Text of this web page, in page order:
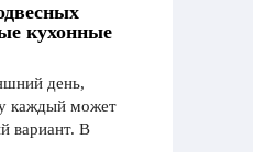
кухонные
день,
каждый может
вариант. В